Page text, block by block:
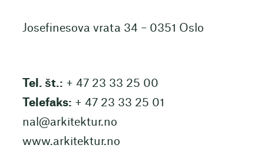
Josefinesova vrata 34 – 0351 Oslo
Tel. št.: + 47 23 33 25 00
Telefaks: + 47 23 33 25 01
nal@arkitektur.no
www.arkitektur.no